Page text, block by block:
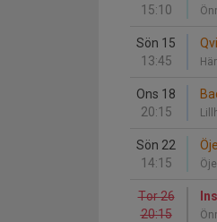
15:10
Sön 15
13:45
Ons 18
20:15
Sön 22
14:15
Tor 26
20:15